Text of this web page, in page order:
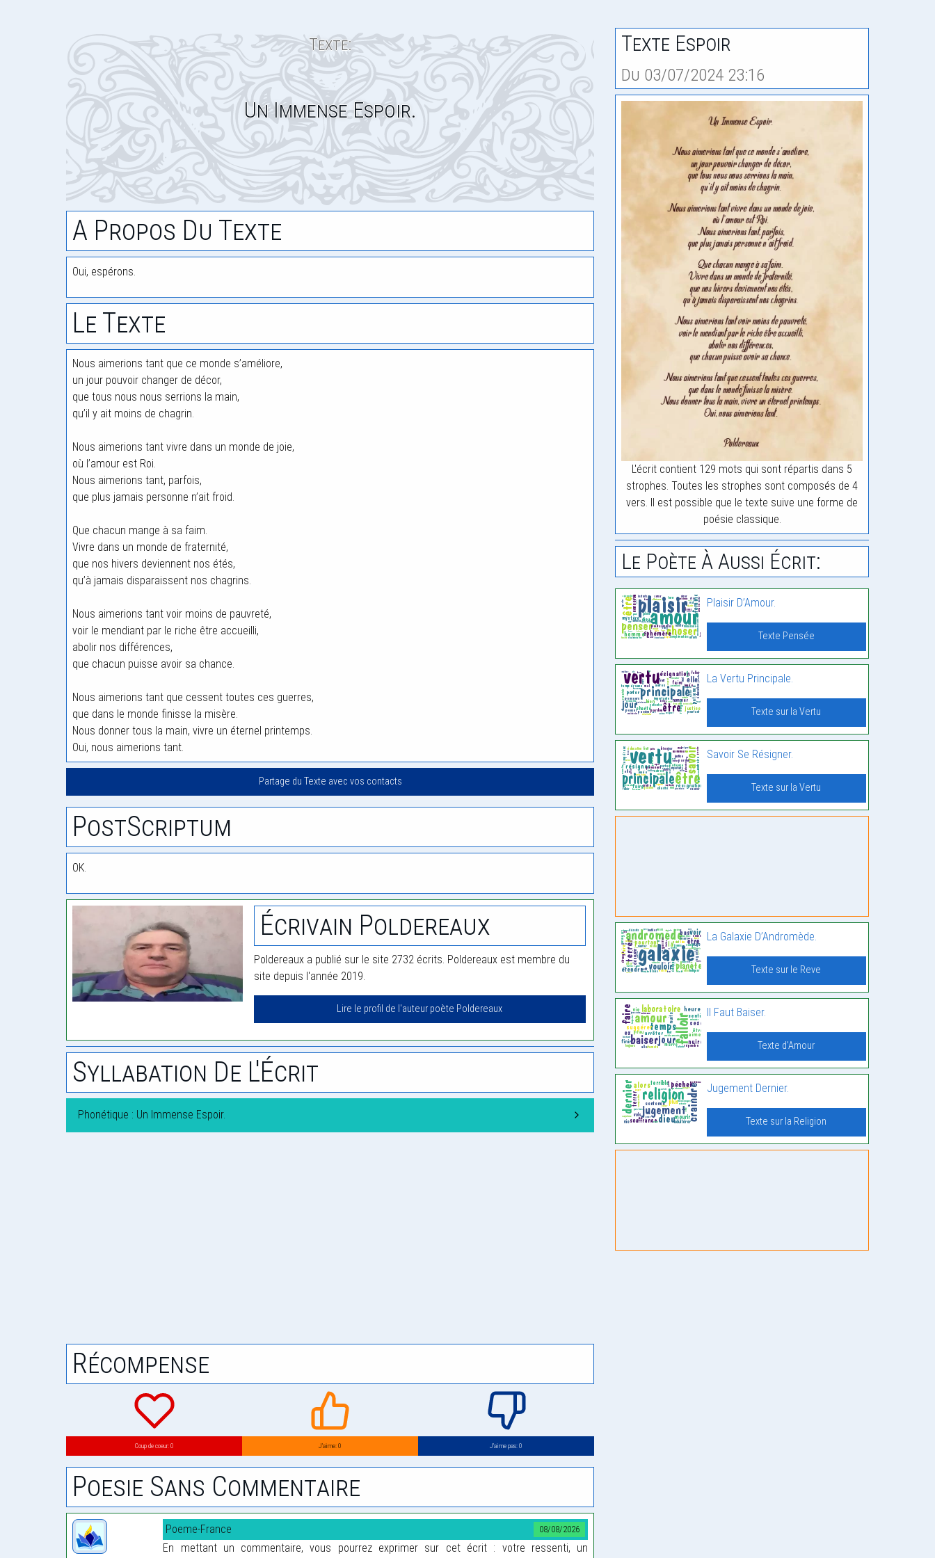
Texte:
Un Immense Espoir.
A Propos Du Texte
Oui, espérons.
Le Texte
Nous aimerions tant que ce monde s’améliore,
un jour pouvoir changer de décor,
que tous nous nous serrions la main,
qu’il y ait moins de chagrin.
Nous aimerions tant vivre dans un monde de joie,
où l’amour est Roi.
Nous aimerions tant, parfois,
que plus jamais personne n’ait froid.
Que chacun mange à sa faim.
Vivre dans un monde de fraternité,
que nos hivers deviennent nos étés,
qu’à jamais disparaissent nos chagrins.
Nous aimerions tant voir moins de pauvreté,
voir le mendiant par le riche être accueilli,
abolir nos différences,
que chacun puisse avoir sa chance.
Nous aimerions tant que cessent toutes ces guerres,
que dans le monde finisse la misère.
Nous donner tous la main, vivre un éternel printemps.
Oui, nous aimerions tant.
Partage du Texte avec vos contacts
PostScriptum
OK.
Écrivain Poldereaux
Poldereaux a publié sur le site 2732 écrits. Poldereaux est membre du
site depuis l'année 2019.
Lire le profil de l'auteur poète Poldereaux
Syllabation De L'Écrit
Phonétique : Un Immense Espoir.
Récompense
Coup de coeur: 0 J’aime: 0 J’aime pas: 0
Poesie Sans Commentaire
08/08/2026
Poeme-France
En mettant un commentaire, vous pourrez exprimer sur cet écrit : votre ressenti, un
Texte Espoir
Du 03/07/2024 23:16
L'écrit contient 129 mots qui sont répartis dans 5
strophes. Toutes les strophes sont composés de 4
vers. Il est possible que le texte suive une forme de
poésie classique.
Le Poète À Aussi Écrit:
Plaisir D’Amour.
Texte Pensée
La Vertu Principale.
Texte sur la Vertu
Savoir Se Résigner.
Texte sur la Vertu
La Galaxie D’Andromède.
Texte sur le Reve
Il Faut Baiser.
Texte d'Amour
Jugement Dernier.
Texte sur la Religion